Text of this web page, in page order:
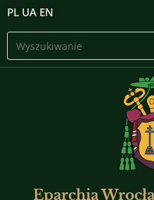
PL UA EN
Eparchia